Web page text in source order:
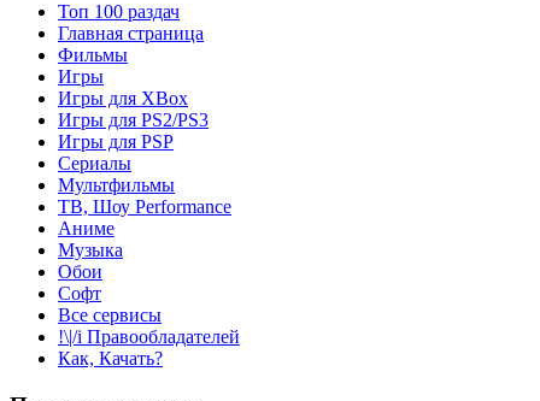
Топ 100 раздач
Главная страница
Фильмы
Игры
Игры для XBox
Игры для PS2/PS3
Игры для PSP
Сериалы
Мультфильмы
ТВ, Шоу Performance
Аниме
Музыка
Обои
Софт
Все сервисы
!\|/i Правообладателей
Как, Качать?